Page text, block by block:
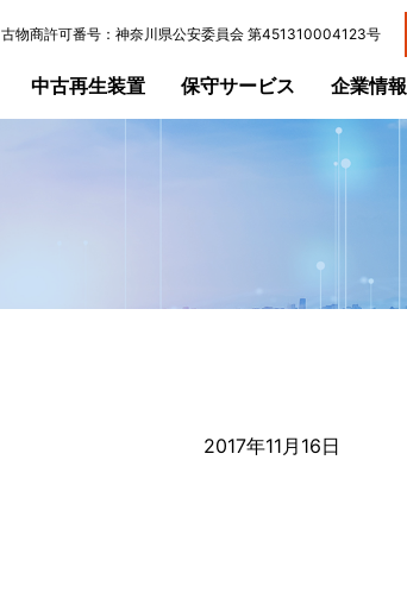
古物商許可番号：神奈川県公安委員会 第451310004123号
中古再生装置 保守サービス 企業情報
2017年11月16日